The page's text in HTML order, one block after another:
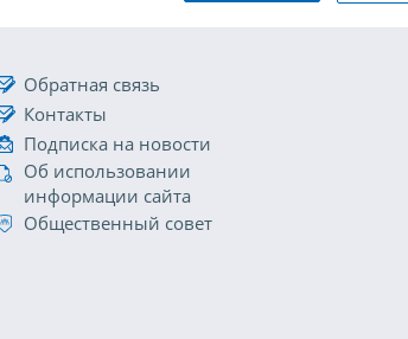
Обратная связь
Контакты
Подписка на новости
Об использовании
информации сайта
Общественный совет